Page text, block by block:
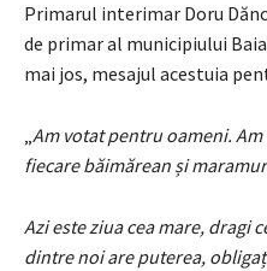
Primarul interimar Doru
de primar al municipiului
mai jos, mesajul acestuia
„Am votat pentru oameni.
fiecare băimărean și
Azi este ziua cea mare, dragi
dintre noi are puterea,